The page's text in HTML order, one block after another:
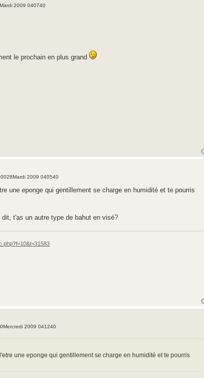
2009 040740
le prochain en plus grand
2009 040540
une eponge qui gentillement se charge en humidité et te pourris
t'as un autre type de bahut en visé?
2009 041240
une eponge qui gentillement se charge en humidité et te pourris